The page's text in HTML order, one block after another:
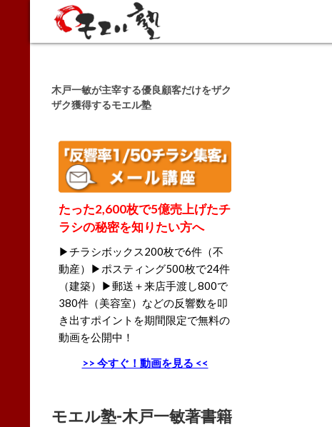
Search
木戸一敏が主宰する優良顧客だけをザク
ザク獲得するモエル塾
たった2,600枚で5億売上げたチ
ラシの秘密を知りたい方へ
▶チラシボックス200枚で6件（不
動産）▶ポスティング500枚で24件
（建築）▶郵送＋来店手渡し800で
380件（美容室）などの反響数を叩
き出すポイントを期間限定で無料の
動画を公開中！
>> 今すぐ！動画を見る <<
モエル塾-木戸一敏著書籍